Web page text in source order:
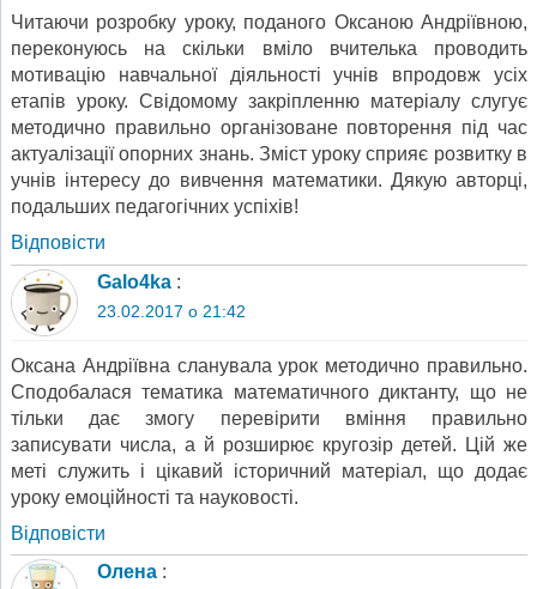
Читаючи розробку уроку, поданого Оксаною Андріївною,
переконуюсь на скільки вміло вчителька проводить
мотивацію навчальної діяльності учнів впродовж усіх
етапів уроку. Свідомому закріпленню матеріалу слугує
методично правильно організоване повторення під час
актуалізації опорних знань. Зміст уроку сприяє розвитку в
учнів інтересу до вивчення математики. Дякую авторці,
подальших педагогічних успіхів!
Відповіcти
Galo4ka :
23.02.2017 о 21:42
Оксана Андріївна сланувала урок методично правильно.
Сподобалася тематика математичного диктанту, що не
тільки дає змогу перевірити вміння правильно
записувати числа, а й розширює кругозір детей. Цій же
меті служить і цікавий історичний матеріал, що додає
уроку емоційності та науковості.
Відповіcти
Олена :